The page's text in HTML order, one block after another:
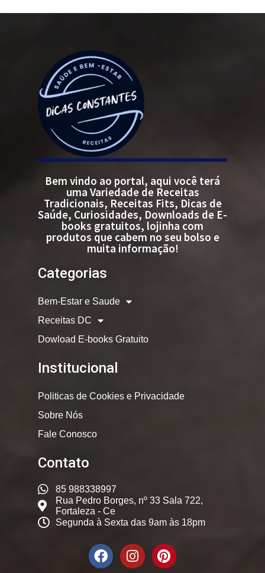
Bem vindo ao portal, aqui você terá
uma Variedade de Receitas
Tradicionais, Receitas Fits, Dicas de
Saúde, Curiosidades, Downloads de E-
books gratuitos, lojinha com
produtos que cabem no seu bolso e
muita informação!
Categorias
Bem-Estar e Saude
Receitas DC
Dowload E-books Gratuito
Institucional
Politicas de Cookies e Privacidade
Sobre Nós
Fale Conosco
Contato
85 988338997
Rua Pedro Borges, nº 33 Sala 722,
Fortaleza - Ce
Segunda à Sexta das 9am às 18pm